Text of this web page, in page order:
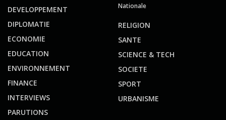
DEVELOPPEMENT
DIPLOMATIE
ECONOMIE
EDUCATION
ENVIRONNEMENT
FINANCE
INTERVIEWS
PARUTIONS
Nationale
RELIGION
SANTE
SCIENCE & TECH
SOCIETE
SPORT
URBANISME